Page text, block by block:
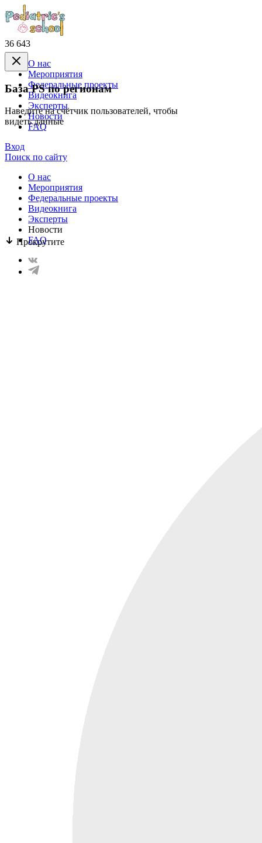
36 643
База PS по регионам
Наведите на счётчик пользователей, чтобы
видеть данные
Прокрутите
О нас
Mероприятия
Федеральные проекты
Видеокнига
Эксперты
Новости
FAQ
Вход
Поиск по сайту
О нас
Mероприятия
Федеральные проекты
Видеокнига
Эксперты
Новости
FAQ